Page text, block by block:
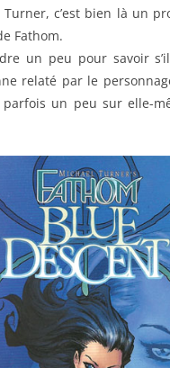
c’est bien là un
Fathom.
un peu pour savoir
relaté par le
un peu sur elle-